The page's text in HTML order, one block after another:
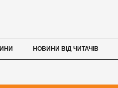
НОВИНИ ВІД ЧИТАЧІВ